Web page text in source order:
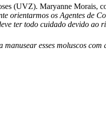
(UVZ). Maryanne Morais,
os Agentes de
ter todo cuidado devido ao
manusear esses moluscos